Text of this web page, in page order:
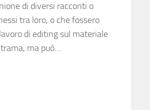
di diversi racconti o
tra loro, o che fossero
di editing sul materiale
ma può…